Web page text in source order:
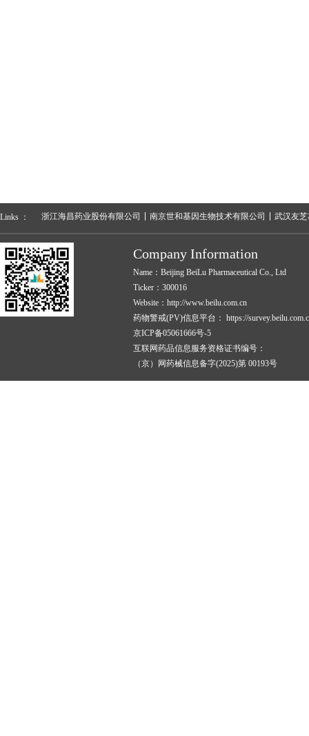
Links ： 浙江海昌药业股份有限公司 南京世和基因生物技术有限公司 武汉友
Company Information
Name：Beijing BeiLu Pharmaceutical Co., Ltd
Ticker：300016
Website：http://www.beilu.com.cn
药物警戒(PV)信息平台： https://
京ICP备05061666号-5
互联网药品信息服务资格证书编号：
（京）网药械信息备字(2025)第 00193号